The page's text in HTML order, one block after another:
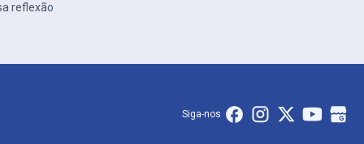
reflexão
Siga-nos